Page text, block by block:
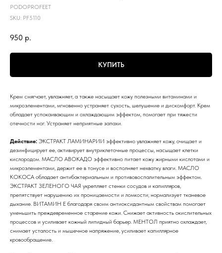
PODOPROFEET
SKU: PF5110
950 р.
КУПИТЬ
Крем смягчает, увлажняет, а также насыщает кожу полезными витаминами и
микроэлементами, мгновенно устраняет сухость, шелушение и дискомфорт. Крем
обладает успокаивающим и охлаждающим эффектом, помогает при тяжести
отечности ног. Устраняет неприятные запахи.
Действие: ЭКСТРАКТ ЛАМИНАРИИ эффективно увлажняет кожу, очищает и
дезинфицирует ее, активирует внутриклеточные процессы, насыщает клетки
кислородом. МАСЛО АВОКАДО эффективно питает кожу жирными кислотами и
микроэлементами, держит ее в тонусе и восполняет нехватку влаги. МАСЛО
КОКОСА обладает антибактериальным и противовоспалительным эффектом.
ЭКСТРАКТ ЗЕЛЕНОГО ЧАЯ укрепляет стенки сосудов и капилляров,
препятствует нарушению их проницаемости и ломкости; нормализует тканевое
дыхание. ВИТАМИН Е благодаря своим антиоксидантным свойствам помогает
уменьшить преждевременное старение кожи. Снижает активность окислительных
процессов и усиливает кожный липидный барьер. МЕНТОЛ приятно охлаждает,
снимает усталость и мышечное напряжение, усиливает капиллярное
кровообращение.